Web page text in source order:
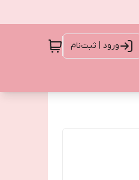
ورود | ثبت‌نام